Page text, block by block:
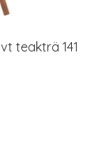
teakträ 141